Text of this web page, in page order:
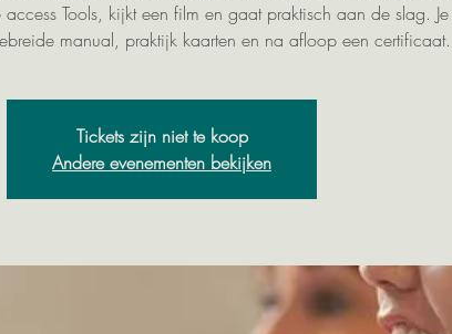
Tools, kijkt een film en gaat praktisch aan de slag. Je
manual, praktijk kaarten en na afloop een certificaat.
Tickets zijn niet te koop
Andere evenementen bekijken